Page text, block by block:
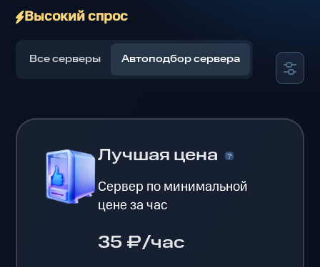
Высокий спрос
Все серверы Автоподбор сервера
Лучшая цена
Сервер по минимальной
цене за час
35 ₽/час